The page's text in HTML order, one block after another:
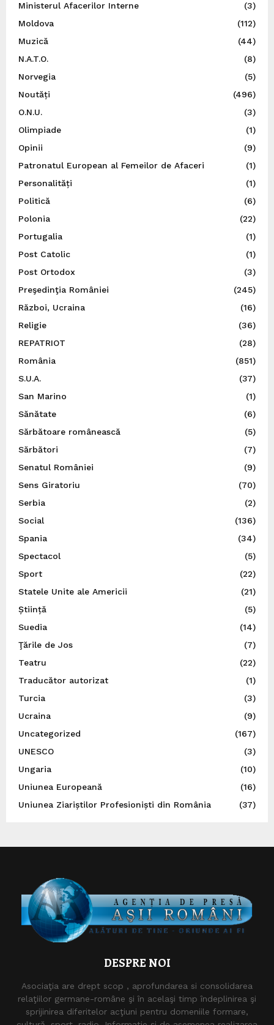
Ministerul Afacerilor Interne
(3)
Moldova
(112)
Muzică
(44)
N.A.T.O.
(8)
Norvegia
(5)
Noutăți
(496)
O.N.U.
(3)
Olimpiade
(1)
Opinii
(9)
Patronatul European al Femeilor de Afaceri
(1)
Personalități
(1)
Politică
(6)
Polonia
(22)
Portugalia
(1)
Post Catolic
(1)
Post Ortodox
(3)
Preşedinţia României
(245)
Război, Ucraina
(16)
Religie
(36)
REPATRIOT
(28)
România
(851)
S.U.A.
(37)
San Marino
(1)
Sănătate
(6)
Sărbătoare românească
(5)
Sărbători
(7)
Senatul României
(9)
Sens Giratoriu
(70)
Serbia
(2)
Social
(136)
Spania
(34)
Spectacol
(5)
Sport
(22)
Statele Unite ale Americii
(21)
Știință
(5)
Suedia
(14)
Ţările de Jos
(7)
Teatru
(22)
Traducător autorizat
(1)
Turcia
(3)
Ucraina
(9)
Uncategorized
(167)
UNESCO
(3)
Ungaria
(10)
Uniunea Europeană
(16)
Uniunea Ziariștilor Profesioniști din România
(37)
DESPRE NOI
Asociaţia are drept scop , aprofundarea si consolidarea
relaţiilor germane-române şi în acelaşi timp îndeplinirea şi
sprijinirea diferitelor acţiuni pentru domeniile formare,